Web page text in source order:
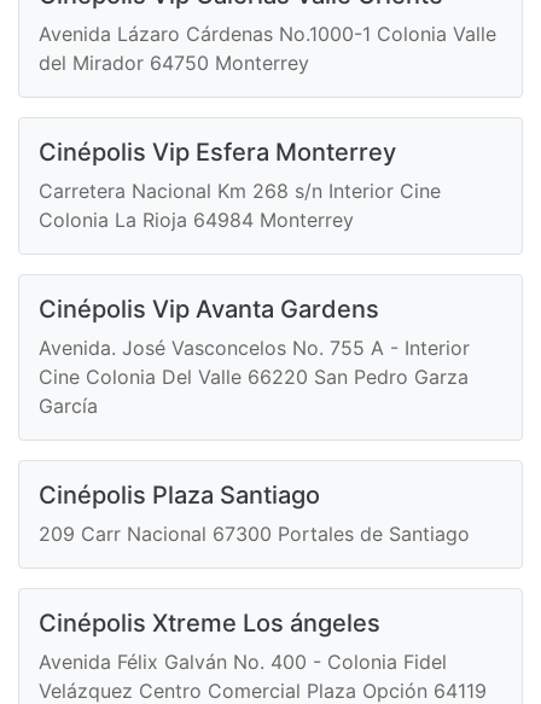
Avenida Lázaro Cárdenas No.1000-1 Colonia Valle
del Mirador 64750 Monterrey
Cinépolis Vip Esfera Monterrey
Carretera Nacional Km 268 s/n Interior Cine
Colonia La Rioja 64984 Monterrey
Cinépolis Vip Avanta Gardens
Avenida. José Vasconcelos No. 755 A - Interior
Cine Colonia Del Valle 66220 San Pedro Garza
García
Cinépolis Plaza Santiago
209 Carr Nacional 67300 Portales de Santiago
Cinépolis Xtreme Los ángeles
Avenida Félix Galván No. 400 - Colonia Fidel
Velázquez Centro Comercial Plaza Opción 64119